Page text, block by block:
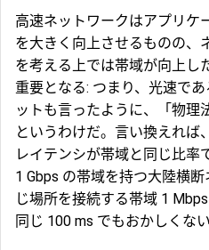
高速ネットワークはアプリケ
を大きく向上させるものの、
を考える上では帯域が向上し
重要となる: つまり、光速で
ットも言ったように、「物理
というわけだ。言い換えれば
レイテンシが帯域と同じ比率
1 Gbps の帯域を持つ大陸横
じ場所を接続する帯域 1
同じ 100 ms でもおかしくない